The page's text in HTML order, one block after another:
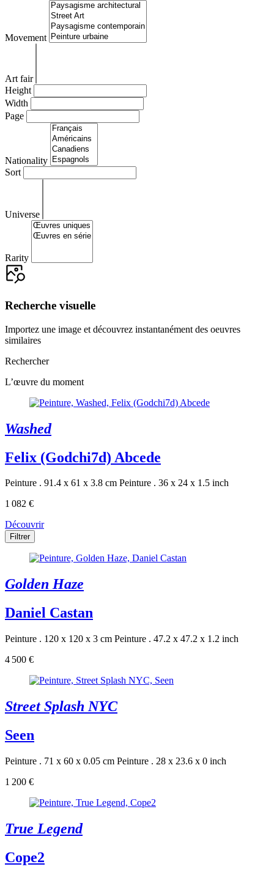
Movement
Art fair
Height
Width
Page
Nationality
Sort
Universe
Rarity
Recherche visuelle
Importez une image et découvrez instantanément des oeuvres
similaires
Rechercher
L’œuvre du moment
Washed
Felix (Godchi7d) Abcede
Peinture . 91.4 x 61 x 3.8 cm Peinture . 36 x 24 x 1.5 inch
1 082 €
Découvrir
Filtrer
Golden Haze
Daniel Castan
Peinture . 120 x 120 x 3 cm Peinture . 47.2 x 47.2 x 1.2 inch
4 500 €
Street Splash NYC
Seen
Peinture . 71 x 60 x 0.05 cm Peinture . 28 x 23.6 x 0 inch
1 200 €
True Legend
Cope2